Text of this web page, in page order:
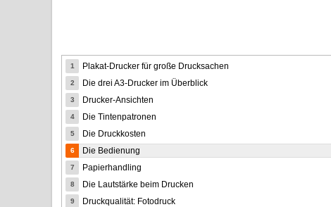
1 Plakat-Drucker für große Drucksachen
2 Die drei A3-Drucker im Überblick
3 Drucker-Ansichten
4 Die Tintenpatronen
5 Die Druckkosten
6 Die Bedienung
7 Papierhandling
8 Die Lautstärke beim Drucken
9 Druckqualität: Fotodruck